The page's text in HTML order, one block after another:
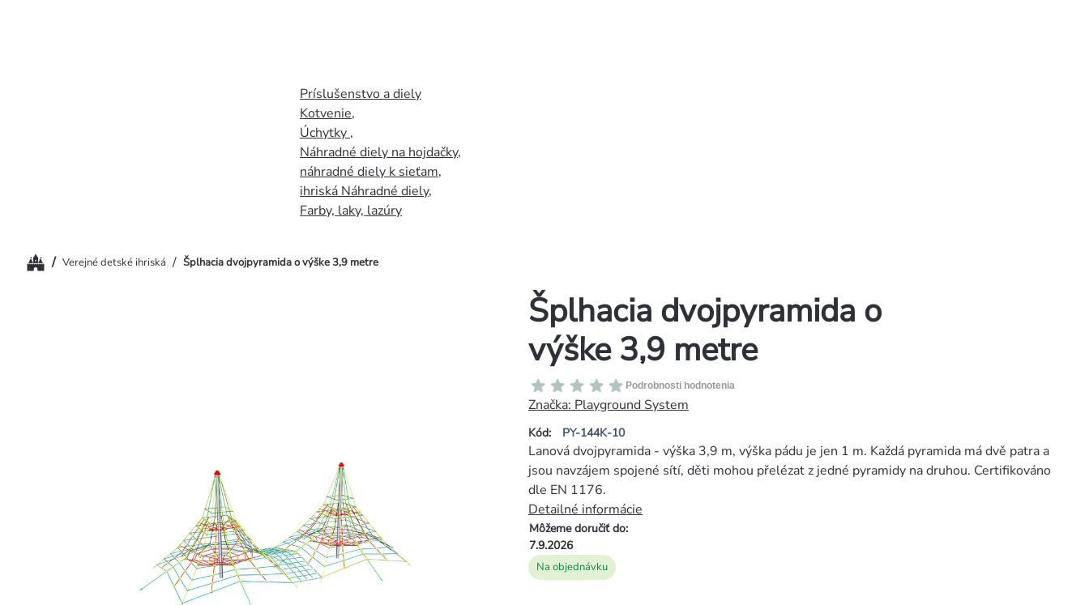
Príslušenstvo a diely
Kotvenie,
Úchytky ,
Náhradné diely na hojdačky,
náhradné diely k sieťam,
ihriská Náhradné diely,
Farby, laky, lazúry
Domov
/ Verejné detské ihriská / Šplhacia dvojpyramida o výške 3,9 metre
Šplhacia dvojpyramida o
výške 3,9 metre
Kód: PY-144K-10
Priemerné
hodnotenie
produktu
je
0,0
z
5
hviezdičiek.
Podrobnosti hodnotenia
Značka: Playground System
Na objednávku
Môžeme doručiť do:
7.9.2026
Lanová dvojpyramida - výška 3,9 m, výška pádu je jen 1 m. Každá pyramida má dvě patra a
jsou navzájem spojené sítí, děti mohou přelézat z jedné pyramidy na druhou. Certifikováno
dle EN 1176.
Detailné informácie